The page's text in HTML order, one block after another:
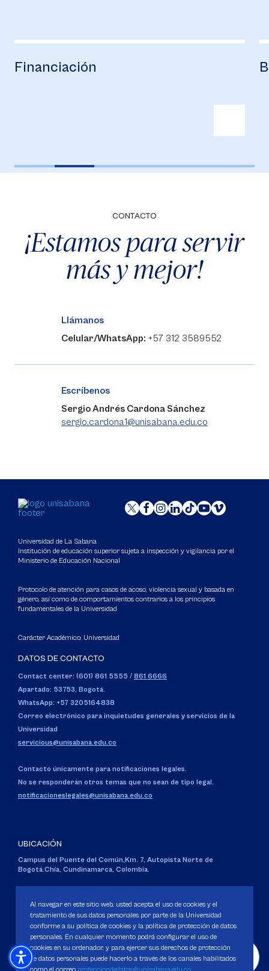
Financiación
CONTACTO
¡Estamos para servir
más y mejor!
Llámanos
Celular/WhatsApp: +57 312 3589552
Escríbenos
Sergio Andrés Cardona Sánchez
sergio.cardona1@unisabana.edu.co
Universidad de La Sabana
Institución de educación superior sujeta a inspección y vigilancia por el
Ministerio de Educación Nacional
Protocolo de atención para casos de acoso, violencia sexual y basada en
género, así como de comportamientos contrarios a los principios
fundamentales de la Universidad
Carácter Académico: Universidad
DATOS DE CONTACTO
Contact center: (601) 861 5555 / 861 6666
Apartado: 53753, Bogotá.
WhatsApp: +57 3205164838
Correo electrónico para inquietudes generales y servicios de la
Universidad
servicious@unisabana.edu.co
Contacto únicamente para notificaciones legales.
No se responderán otros temas que no sean de tipo legal.
notificacioneslegales@unisabana.edu.co
UBICACIÓN
Campus del Puente del Común,Km. 7, Autopista Norte de
Bogotá.Chía, Cundinamarca, Colombia.
Personería Jurídica:Resolución 130 del 14 de enero de 1980.
Ministerio de Educación Nacional.
Al navegar en este sitio web, usted acepta el uso de cookies y el
tratamiento de sus datos personales por parte de la Universidad
conforme a su política de cookies y la política de protección de datos
personales. En cualquier momento podrá configurar el uso de
cookies en su ordenador, y para ejercer sus derechos de protección
de datos personales puede hacerlo a través de los canales habilitados